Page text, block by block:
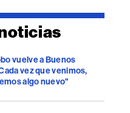
vuelve a Buenos
vez que venimos,
algo nuevo"